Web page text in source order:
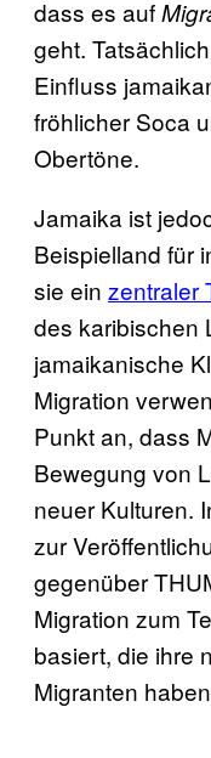
dass es auf
geht.
Einfluss
fröhlicher Soca
Obertöne.
Jamaika ist
Beispielland für
sie ein zentraler
des karibischen
jamaikanische
Migration
Punkt an, dass
Bewegung von
neuer Kulturen.
zur
gegenüber
Migration zum
basiert, die ihre
Migranten